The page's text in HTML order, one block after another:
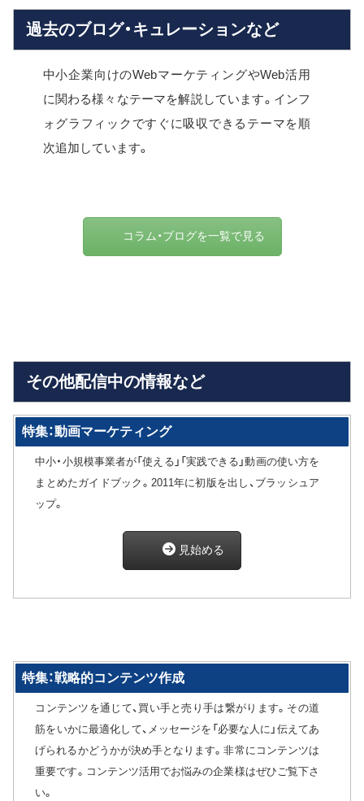
過去のブログ・キュレーションなど
中小企業向けのWebマーケティングやWeb活用
に関わる様々なテーマを解説しています。インフ
ォグラフィックですぐに吸収できるテーマを順
次追加しています。
コラム・ブログを一覧で見る
その他配信中の情報など
特集：動画マーケティング
中小・小規模事業者が「使える」「実践できる」動画の使い方を
まとめたガイドブック。2011年に初版を出し、ブラッシュア
ップ。
見始める
特集：戦略的コンテンツ作成
コンテンツを通じて、買い手と売り手は繋がります。その道
筋をいかに最適化して、メッセージを「必要な人に」伝えてあ
げられるかどうかが決め手となります。非常にコンテンツは
重要です。コンテンツ活用でお悩みの企業様はぜひご覧下さ
い。